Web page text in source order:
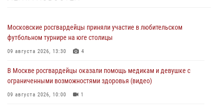
Московские росгвардейцы приняли участие в любительском
футбольном турнире на юге столицы
09 августа 2026, 13:30 4
В Москве росгвардейцы оказали помощь медикам и девушке с
ограниченными возможностями здоровья (видео)
09 августа 2026, 10:00 1